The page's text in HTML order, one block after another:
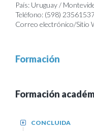
País: Uruguay /
Teléfono: (598)
Correo electrónico/Sitio
Formación
Formación
CONCLUIDA
+